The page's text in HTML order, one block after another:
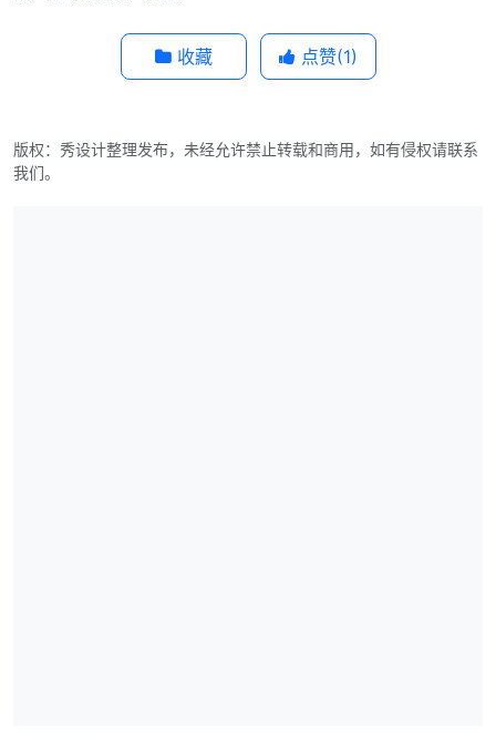
收藏 点赞(1)
版权：秀设计整理发布，未经允许禁止转载和商用，如有侵权请联系
我们。